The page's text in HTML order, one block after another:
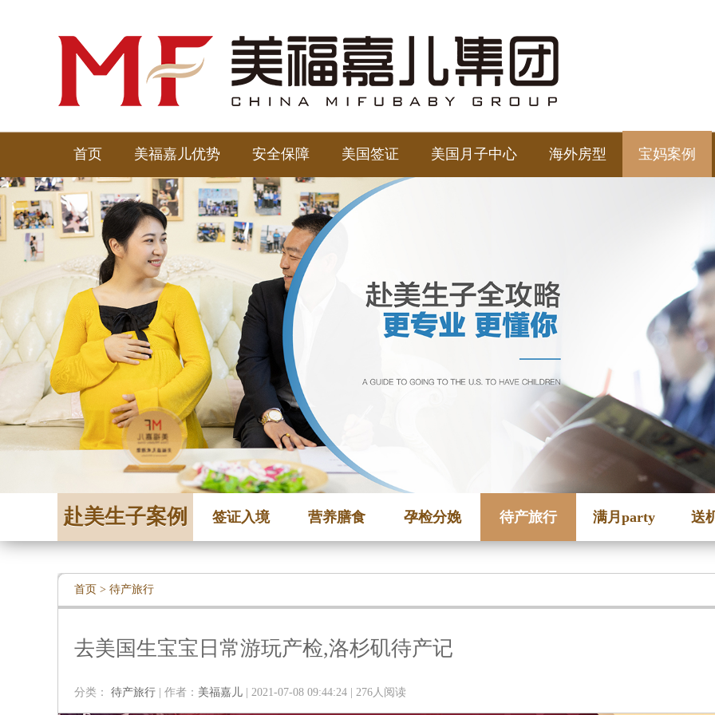
首页 美福嘉儿优势 安全保障 美国签证 美国月子中心 海外房型 宝妈案例
赴美生子案例 签证入境 营养膳食 孕检分娩 待产旅行 满月party 送
首页 > 待产旅行
去美国生宝宝日常游玩产检,洛杉矶待产记
分类： 待产旅行 | 作者： 美福嘉儿 | 2021-07-08 09:44:24 | 276人阅读